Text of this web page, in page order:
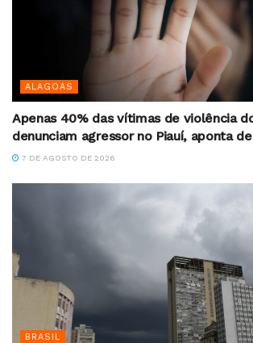
ALAGOAS
Apenas 40% das vítimas de violência
denunciam agressor no Piauí, aponta
7 DE AGOSTO DE 2026
BRASIL